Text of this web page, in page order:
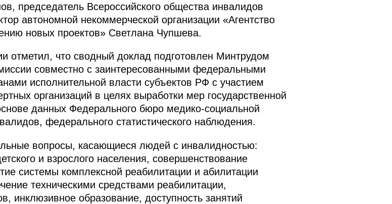
председатель Всероссийского общества инвалидов
автономной некоммерческой организации «Агентство
новых проектов» Светлана Чупшева.
отметил, что сводный доклад подготовлен Минтрудом
совместно с заинтересованными федеральными
исполнительной власти субъектов РФ с участием
организаций в целях выработки мер государственной
данных Федерального бюро медико-социальной
федерального статистического наблюдения.
вопросы, касающиеся людей с инвалидностью:
и взрослого населения, совершенствование
системы комплексной реабилитации и абилитации
техническими средствами реабилитации,
инклюзивное образование, доступность занятий